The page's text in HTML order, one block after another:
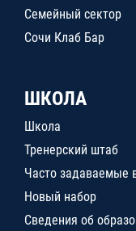
Семейный сектор
Сочи Клаб Бар
ШКОЛА
Школа
Тренерский штаб
Часто задаваемые
Новый набор
Сведения об